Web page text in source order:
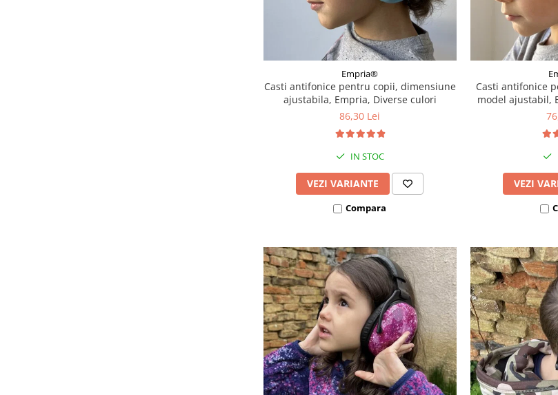
Empria®
Casti antifonice pentru copii, dimensiune
ajustabila, Empria, Diverse culori
86,30 Lei
IN STOC
VEZI VARIANTE
Compara
Casti antifonice
model ajustabil,
VEZI